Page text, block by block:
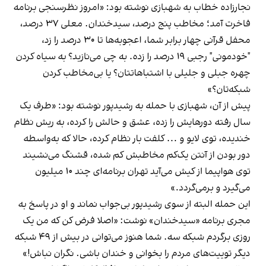
نجارزاده خطاب به شهبازی نوشته بود: «امروز نظرسنجی برنامه
فاخرت آمد؛ مخاطب پنج درصد، سیدخندان. معلی ۳۷ درصد،
محفل قرآنی چهار برابر شما، اعجوبه‌ها تا ۳۰ درصد را زد،
"خودمونی" رجبی ۱۹ درصد را زده. به چی می‌نازید؟ به سیاه کردن
چهره جبلی و جلیلی با اشتباهاتتان؟ یا بی‌مخاطب کردن
شبکه‌تان؟»
پیش از آن، شهبازی با حمله به رشیدپور نوشته بود: «طرف یک
سال رفته دورهایش را زده، عشق و حالش را کرده، به ریش نظام
خندیده، توی لایو و ... کلفت بار نظام کرده، حالا که به‌واسطه
دور بودن از آنتن یک‌کم مخاطبش کم شده، قشنگ می‌نشیند
توی هواپیما از کیش می‌آید تهران برنامه‌ای چند ۱۰ میلیون
می‌گیرد و برمی‌گردد.»
این حمله‌ البته از سوی رشیدپور بی‌جواب نماند و او در پاسخ به
مجری برنامه «سیدخندان» نوشت: «اصلا فرض کن که من یک
روزی برگردم شبکه سه. شما هنوز می‌توانی در بیش از ۴۹ شبکه
دیگر توییت‌های مردم را بخوانی و خندان باشی. نگران نباش!»